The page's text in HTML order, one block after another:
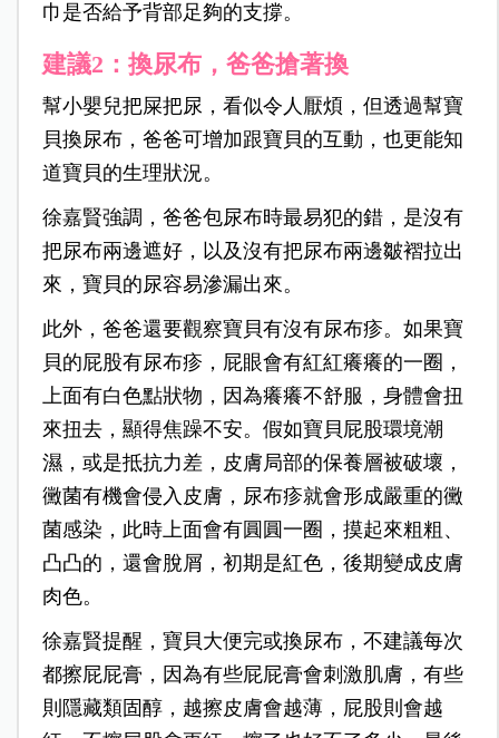
巾是否給予背部足夠的支撐。
建議2：換尿布，爸爸搶著換
幫小嬰兒把屎把尿，看似令人厭煩，但透過幫寶
貝換尿布，爸爸可增加跟寶貝的互動，也更能知
道寶貝的生理狀況。
徐嘉賢強調，爸爸包尿布時最易犯的錯，是沒有
把尿布兩邊遮好，以及沒有把尿布兩邊皺褶拉出
來，寶貝的尿容易滲漏出來。
此外，爸爸還要觀察寶貝有沒有尿布疹。如果寶
貝的屁股有尿布疹，屁眼會有紅紅癢癢的一圈，
上面有白色點狀物，因為癢癢不舒服，身體會扭
來扭去，顯得焦躁不安。假如寶貝屁股環境潮
濕，或是抵抗力差，皮膚局部的保養層被破壞，
黴菌有機會侵入皮膚，尿布疹就會形成嚴重的黴
菌感染，此時上面會有圓圓一圈，摸起來粗粗、
凸凸的，還會脫屑，初期是紅色，後期變成皮膚
肉色。
徐嘉賢提醒，寶貝大便完或換尿布，不建議每次
都擦屁屁膏，因為有些屁屁膏會刺激肌膚，有些
則隱藏類固醇，越擦皮膚會越薄，屁股則會越